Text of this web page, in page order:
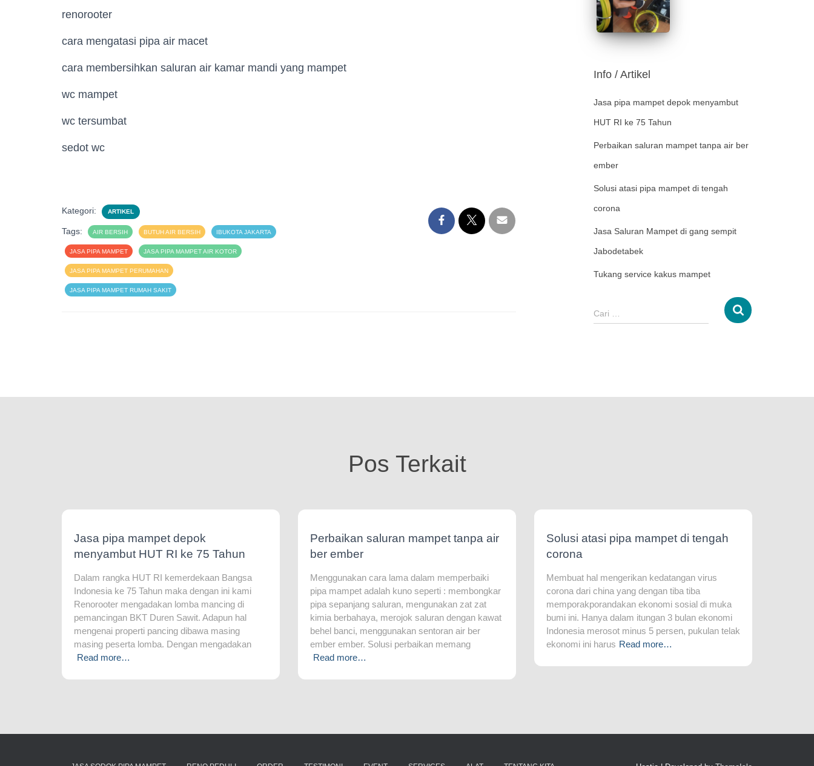
renorooter
cara mengatasi pipa air macet
cara membersihkan saluran air kamar mandi yang mampet
wc mampet
wc tersumbat
sedot wc
Kategori: ARTIKEL
Tags: AIR BERSIH BUTUH AIR BERSIH IBUKOTA JAKARTA
JASA PIPA MAMPET JASA PIPA MAMPET AIR KOTOR
JASA PIPA MAMPET PERUMAHAN
JASA PIPA MAMPET RUMAH SAKIT
Info / Artikel
Jasa pipa mampet depok menyambut
HUT RI ke 75 Tahun
Perbaikan saluran mampet tanpa air ber
ember
Solusi atasi pipa mampet di tengah
corona
Jasa Saluran Mampet di gang sempit
Jabodetabek
Tukang service kakus mampet
Cari …
Pos Terkait
Jasa pipa mampet depok
menyambut HUT RI ke 75 Tahun
Dalam rangka HUT RI kemerdekaan Bangsa
Indonesia ke 75 Tahun maka dengan ini kami
Renorooter mengadakan lomba mancing di
pemancingan BKT Duren Sawit. Adapun hal
mengenai properti pancing dibawa masing
masing peserta lomba. Dengan mengadakan
Read more…
Perbaikan saluran mampet tanpa air
ber ember
Menggunakan cara lama dalam memperbaiki
pipa mampet adalah kuno seperti : membongkar
pipa sepanjang saluran, mengunakan zat zat
kimia berbahaya, merojok saluran dengan kawat
behel banci, menggunakan sentoran air ber
ember ember. Solusi perbaikan memang
Read more…
Solusi atasi pipa mampet di tengah
corona
Membuat hal mengerikan kedatangan virus
corona dari china yang dengan tiba tiba
memporakporandakan ekonomi sosial di muka
bumi ini. Hanya dalam itungan 3 bulan ekonomi
Indonesia merosot minus 5 persen, pukulan telak
ekonomi ini harus Read more…